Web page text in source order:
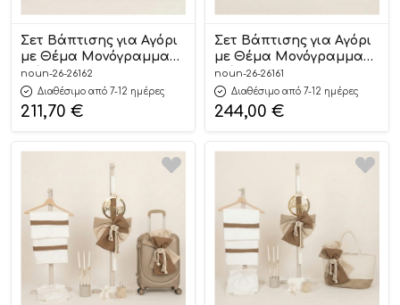
Σετ Βάπτισης για Αγόρι
με Θέμα Μονόγραμμα
Σιέλ-Off White Άμμου
26162
noun-26-26162
Διαθέσιμο από 7-12 ημέρες
211,70 €
Σετ Βάπτισης για Αγόρι
με Θέμα Μονόγραμμα
Σιέλ-Off White Άμμου
26161
noun-26-26161
Διαθέσιμο από 7-12 ημέρες
244,00 €